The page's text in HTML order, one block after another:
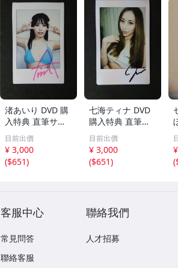
渚あいり DVD 購
入特典 直筆サイ
ン入り ビキニチ
ェキ エスワン
目前出價
¥ 3,000
($651)
七海ティナ DVD
購入特典 直筆サ
イン入り ビキニ
チェキ マドンナ
目前出價
¥ 3,000
($651)
(
客服中心
常見問答
聯絡客服
聯絡我們
人才招募